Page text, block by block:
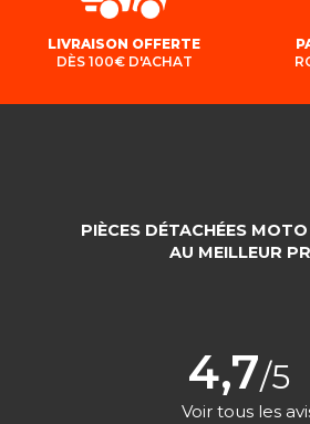
LIVRAISON OFFERTE
DÈS 100€ D'ACHAT
PIÈCES DÉTACHÉES
AU MEILLEUR
4,7/5
Voir tous les